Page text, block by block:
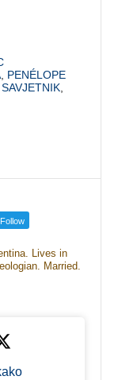
PENÉLOPE
SAVJETNIK
Follow
Lives in
Married.